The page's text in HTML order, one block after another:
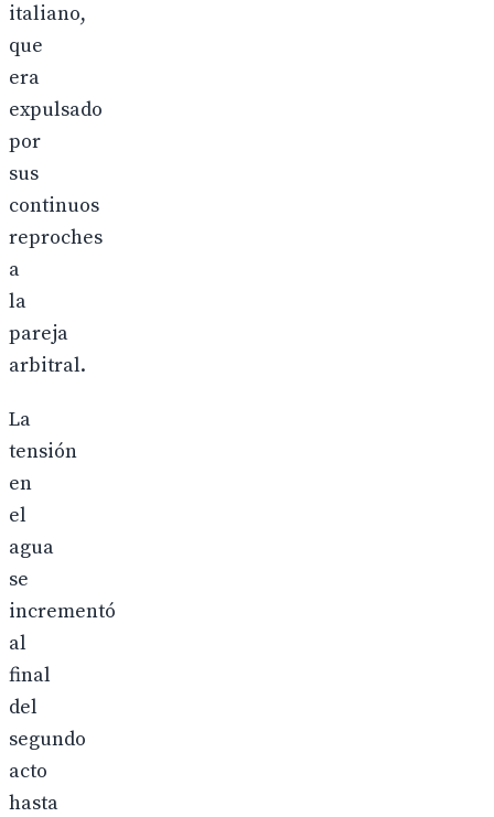
italiano,
que
era
expulsado
por
sus
continuos
reproches
a
la
pareja
arbitral.
La
tensión
en
el
agua
se
incrementó
al
final
del
segundo
acto
hasta